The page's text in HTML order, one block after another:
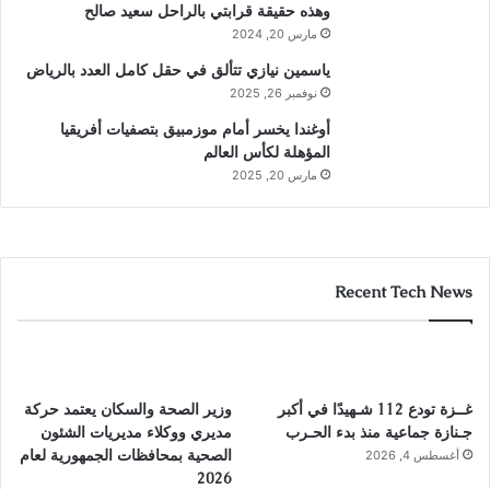
وهذه حقيقة قرابتي بالراحل سعيد صالح
مارس 20, 2024
ياسمين نيازي تتألق في حقل كامل العدد بالرياض
نوفمبر 26, 2025
أوغندا يخسر أمام موزمبيق بتصفيات أفريقيا
المؤهلة لكأس العالم
مارس 20, 2025
Recent Tech News
غــزة تودع 112 شـهيدًا في أكبر
جـنازة جماعية منذ بدء الحـرب
أغسطس 4, 2026
وزير الصحة والسكان يعتمد حركة
مديري ووكلاء مديريات الشئون
الصحية بمحافظات الجمهورية لعام
2026